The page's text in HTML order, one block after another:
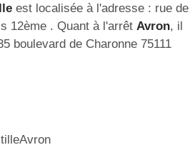
est localisée à l'adresse : rue de
12ème . Quant à l'arrêt Avron, il
boulevard de Charonne 75111